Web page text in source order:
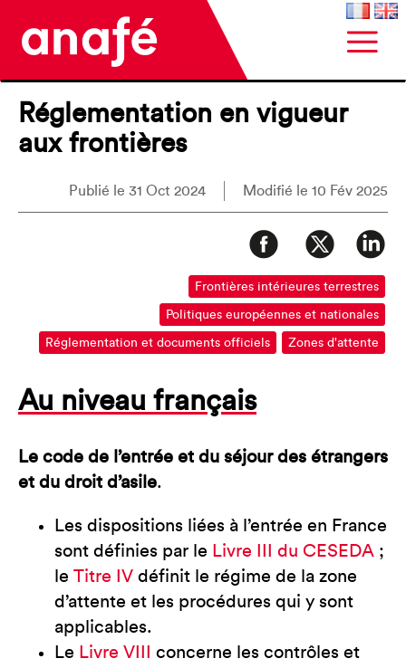
Réglementation en vigueur
aux frontières
Publié le 31 Oct 2024 Modifié le 10 Fév 2025
Frontières intérieures terrestres
Politiques européennes et nationales
Réglementation et documents officiels Zones d'attente
Au niveau français
Le code de l’entrée et du séjour des étrangers
et du droit d’asile.
Les dispositions liées à l’entrée en France
sont définies par le Livre III du CESEDA ;
le Titre IV définit le régime de la zone
d’attente et les procédures qui y sont
applicables.
Le Livre VIII
concerne les contrôles et